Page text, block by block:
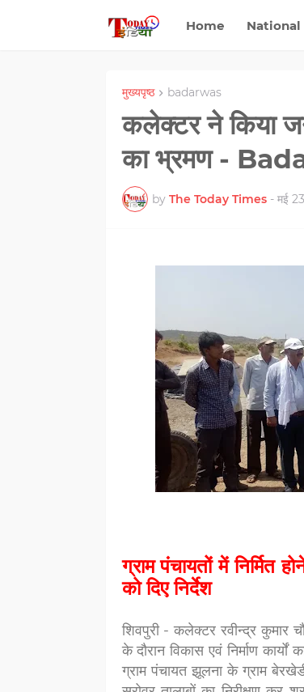
Home National
मुख्यपृष्ठ badarwas
कलेक्टर ने किया
का भ्रमण -
by The Today Times - मई
ग्राम पंचायतों में निर्मित
को दिए निर्देश
शिवपुरी - कलेक्टर रवीन्द्र कुमार
के दौरान विकास एवं निर्माण
ग्राम पंचायत झूलना के ग्राम